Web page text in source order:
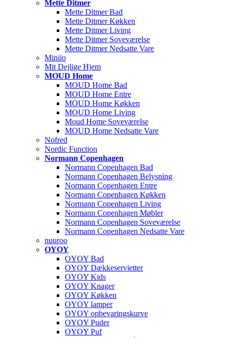
Mette Ditmer
Mette Ditmer Bad
Mette Ditmer Køkken
Mette Ditmer Living
Mette Ditmer Soveværelse
Mette Ditmer Nedsatte Vare
Miniio
Mit Dejlige Hjem
MOUD Home
MOUD Home Bad
MOUD Home Entre
MOUD Home Køkken
MOUD Home Living
Moud Home Soveværelse
MOUD Home Nedsatte Vare
Nofred
Nordic Function
Normann Copenhagen
Normann Copenhagen Bad
Normann Copenhagen Belysning
Normann Copenhagen Entre
Normann Copenhagen Køkken
Normann Copenhagen Living
Normann Copenhagen Møbler
Normann Copenhagen Soveværelse
Normann Copenhagen Nedsatte Vare
nuuroo
OYOY
OYOY Bad
OYOY Dækkeservietter
OYOY Kids
OYOY Knager
OYOY Køkken
OYOY lamper
OYOY opbevaringskurve
OYOY Puder
OYOY Puf